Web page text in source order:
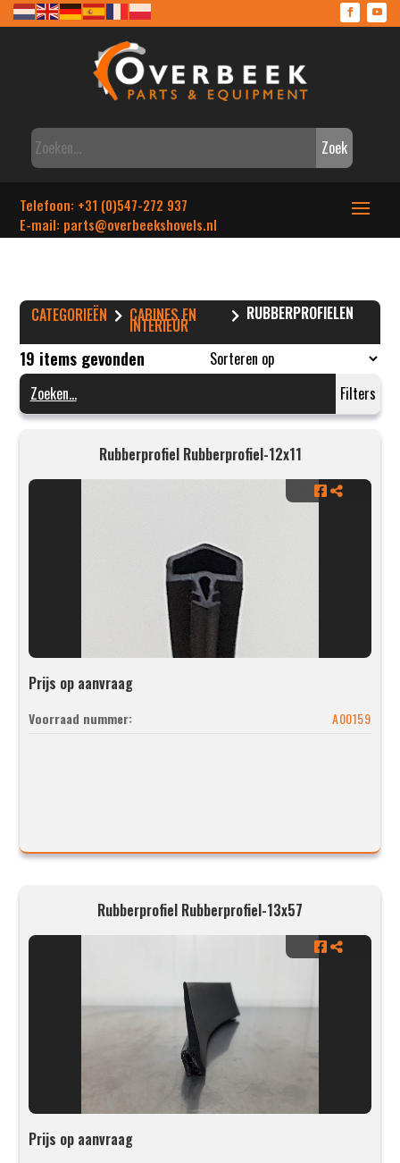
Zoek
Telefoon: +31 (0)547-272 937
E-mail: parts@overbeekshovels.nl
CATEGORIEËN CABINES EN
INTERIEUR
RUBBERPROFIELEN
19 items gevonden
Filters
Rubberprofiel Rubberprofiel-12x11
Prijs op aanvraag
Voorraad nummer: A00159
Rubberprofiel Rubberprofiel-13x57
Prijs op aanvraag